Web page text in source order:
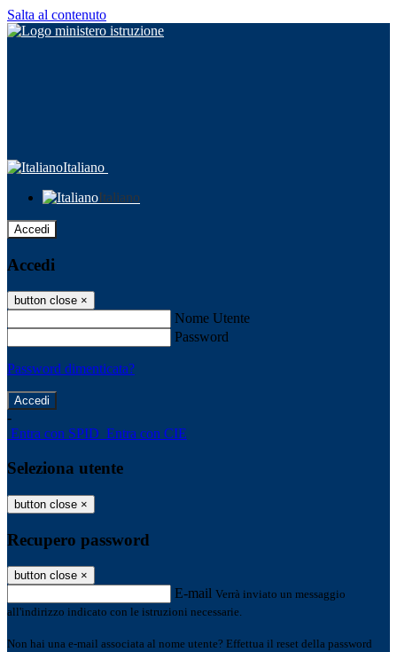
Salta al contenuto
Italiano
Italiano
Accedi
Accedi
button close ×
Nome Utente
Password
Password dimenticata?
-
Entra con SPID Entra con CIE
Seleziona utente
button close ×
Recupero password
button close ×
E-mail Verrà inviato un messaggio
all'indirizzo indicato con le istruzioni necessarie.
Non hai una e-mail associata al nome utente? Effettua il reset della password